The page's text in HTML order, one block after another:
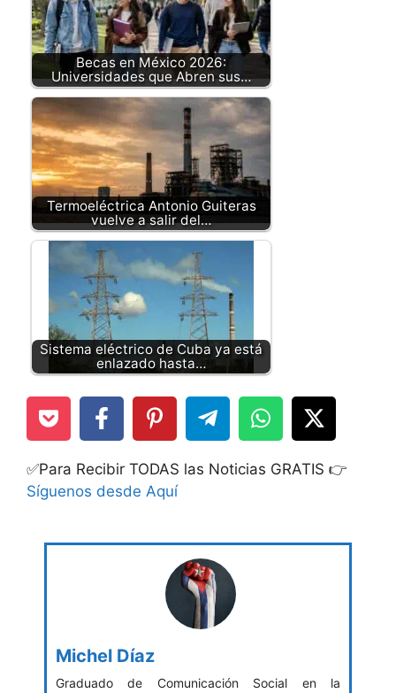
Becas en México 2026:
Universidades que Abren sus…
Termoeléctrica Antonio Guiteras
vuelve a salir del…
Sistema eléctrico de Cuba ya está
enlazado hasta…
✅Para Recibir TODAS las Noticias GRATIS 👉
Síguenos desde Aquí
Michel Díaz
Graduado de Comunicación Social en la